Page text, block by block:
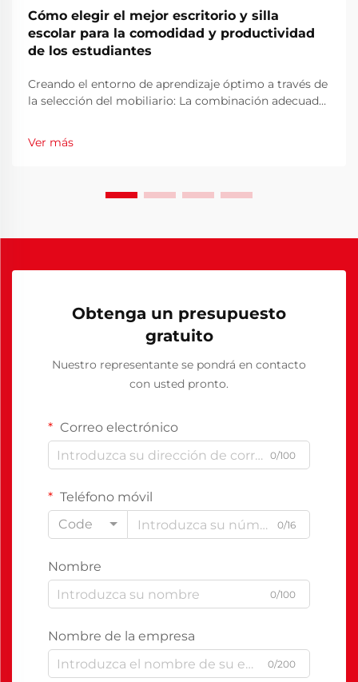
Cómo elegir el mejor escritorio y silla
escolar para la comodidad y productividad
de los estudiantes
Creando el entorno de aprendizaje óptimo a través de
la selección del mobiliario: La combinación adecuada
aprendizaje de un estudiante. Cuando los estudiantes
pasan horas cada día sentados en sus escritorios, la
Ver más
Obtenga un presupuesto
gratuito
Nuestro representante se pondrá en contacto
con usted pronto.
Correo electrónico
0/100
Teléfono móvil
Code
0/16
Nombre
0/100
Nombre de la empresa
0/200